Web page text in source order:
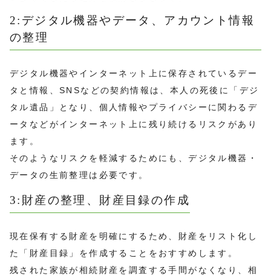
2:デジタル機器やデータ、アカウント情報
の整理
デジタル機器やインターネット上に保存されているデー
タと情報、SNSなどの契約情報は、本人の死後に「デジ
タル遺品」となり、個人情報やプライバシーに関わるデ
ータなどがインターネット上に残り続けるリスクがあり
ます。
そのようなリスクを軽減するためにも、デジタル機器・
データの生前整理は必要です。
3:財産の整理、財産目録の作成
現在保有する財産を明確にするため、財産をリスト化し
た「財産目録」を作成することをおすすめします。
残された家族が相続財産を調査する手間がなくなり、相